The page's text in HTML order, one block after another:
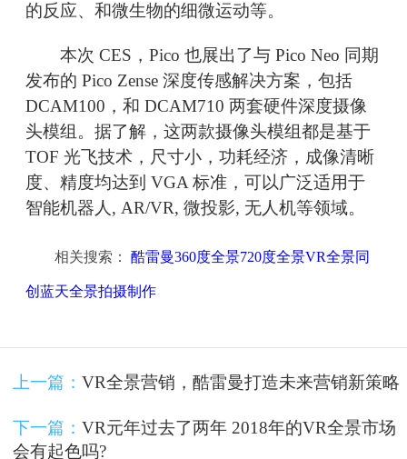
的反应、和微生物的细微运动等。
本次 CES，Pico 也展出了与 Pico Neo 同期
发布的 Pico Zense 深度传感解决方案，包括
DCAM100，和 DCAM710 两套硬件深度摄像
头模组。据了解，这两款摄像头模组都是基于
TOF 光飞技术，尺寸小，功耗经济，成像清晰
度、精度均达到 VGA 标准，可以广泛适用于
智能机器人, AR/VR, 微投影, 无人机等领域。
相关搜索： 酷雷曼360度全景720度全景VR全景同
创蓝天全景拍摄制作
上一篇： VR全景营销，酷雷曼打造未来营销新策略
下一篇： VR元年过去了两年 2018年的VR全景市场
会有起色吗?